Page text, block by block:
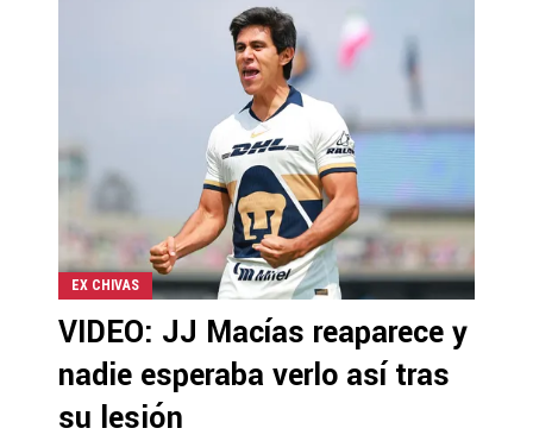
EX CHIVAS
VIDEO: JJ Macías reaparece y
nadie esperaba verlo así tras
su lesión